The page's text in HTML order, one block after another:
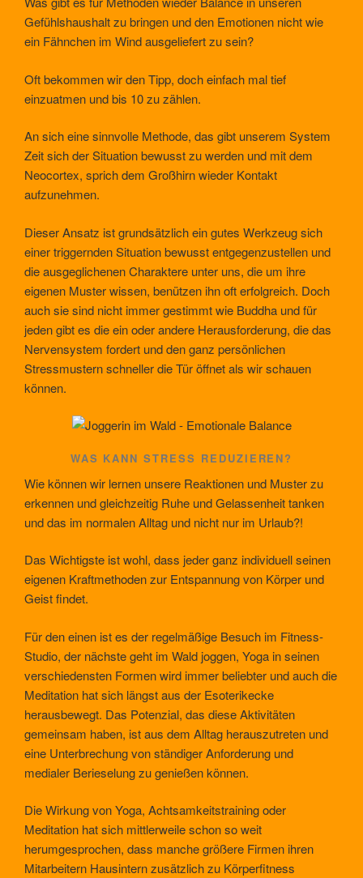
Gefühlshaushalt zu bringen und den Emotionen nicht wie
ein Fähnchen im Wind ausgeliefert zu sein?
Oft bekommen wir den Tipp, doch einfach mal tief
einzuatmen und bis 10 zu zählen.
An sich eine sinnvolle Methode, das gibt unserem System
Zeit sich der Situation bewusst zu werden und mit dem
Neocortex, sprich dem Großhirn wieder Kontakt
aufzunehmen.
Dieser Ansatz ist grundsätzlich ein gutes Werkzeug sich
einer triggernden Situation bewusst entgegenzustellen und
die ausgeglichenen Charaktere unter uns, die um ihre
eigenen Muster wissen, benützen ihn oft erfolgreich. Doch
auch sie sind nicht immer gestimmt wie Buddha und für
jeden gibt es die ein oder andere Herausforderung, die das
Nervensystem fordert und den ganz persönlichen
Stressmustern schneller die Tür öffnet als wir schauen
können.
WAS KANN STRESS REDUZIEREN?
Wie können wir lernen unsere Reaktionen und Muster zu
erkennen und gleichzeitig Ruhe und Gelassenheit tanken
und das im normalen Alltag und nicht nur im Urlaub?!
Das Wichtigste ist wohl, dass jeder ganz individuell seinen
eigenen Kraftmethoden zur Entspannung von Körper und
Geist findet.
Für den einen ist es der regelmäßige Besuch im Fitness-
Studio, der nächste geht im Wald joggen, Yoga in seinen
verschiedensten Formen wird immer beliebter und auch die
Meditation hat sich längst aus der Esoterikecke
herausbewegt. Das Potenzial, das diese Aktivitäten
gemeinsam haben, ist aus dem Alltag herauszutreten und
eine Unterbrechung von ständiger Anforderung und
medialer Berieselung zu genießen können.
Die Wirkung von Yoga, Achtsamkeitstraining oder
Meditation hat sich mittlerweile schon so weit
herumgesprochen, dass manche größere Firmen ihren
Mitarbeitern Hausintern zusätzlich zu Körperfitness